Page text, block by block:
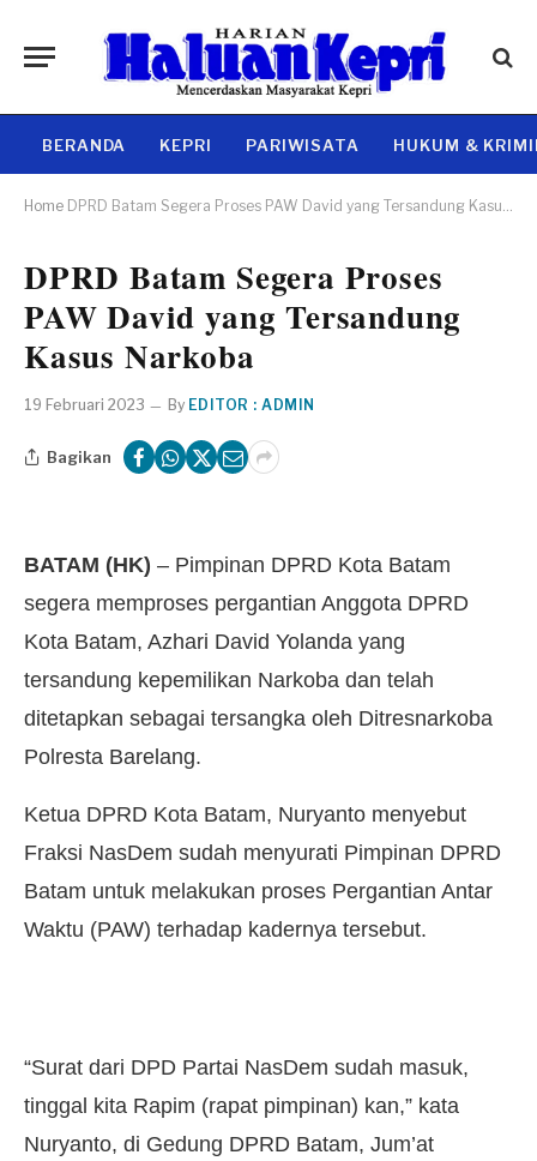
BERANDA KEPRI PARIWISATA HUKUM &
Home DPRD Batam Segera Proses PAW David yang Tersandung Kasus Narkoba
DPRD Batam Segera Proses
PAW David yang Tersandung
Kasus Narkoba
19 Februari 2023 By EDITOR : ADMIN
Bagikan
BATAM (HK) – Pimpinan DPRD Kota Batam
segera memproses pergantian Anggota DPRD
Kota Batam, Azhari David Yolanda yang
tersandung kepemilikan Narkoba dan telah
ditetapkan sebagai tersangka oleh Ditresnarkoba
Polresta Barelang.
Ketua DPRD Kota Batam, Nuryanto menyebut
Fraksi NasDem sudah menyurati Pimpinan DPRD
Batam untuk melakukan proses Pergantian Antar
Waktu (PAW) terhadap kadernya tersebut.
“Surat dari DPD Partai NasDem sudah masuk,
tinggal kita Rapim (rapat pimpinan) kan,” kata
Nuryanto, di Gedung DPRD Batam, Jum’at